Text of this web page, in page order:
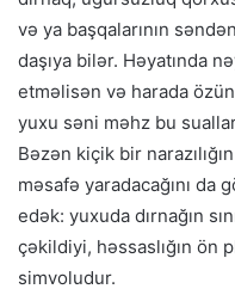
və ya başqalarının
daşıya bilər. Həyatında
etməlisən və harada
yuxu səni məhz bu
Bəzən kiçik bir
məsafə yaradacağını da
edək: yuxuda dırnağın
çəkildiyi, həssaslığın ön
simvoludur.